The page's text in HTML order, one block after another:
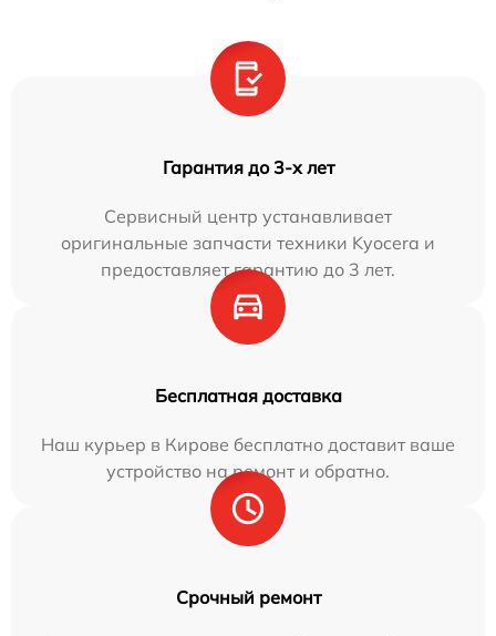
Гарантия до 3-х лет
Сервисный центр устанавливает
оригинальные запчасти техники Kyocera и
предоставляет гарантию до 3 лет.
Бесплатная доставка
Наш курьер в Кирове бесплатно доставит ваше
устройство на ремонт и обратно.
Срочный ремонт